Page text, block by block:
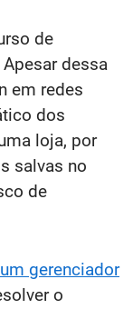
de
dessa
em redes
dos
loja, por
salvas no
de
gerenciador
o